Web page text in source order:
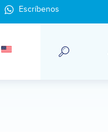
Escríbenos